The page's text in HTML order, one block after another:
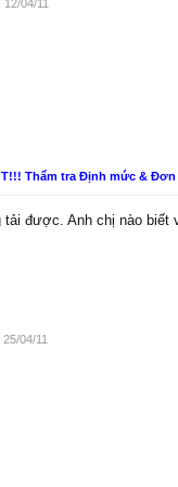
12/04/11
Thẩm tra Định mức & Đơn
tải được. Anh chị nào
25/04/11